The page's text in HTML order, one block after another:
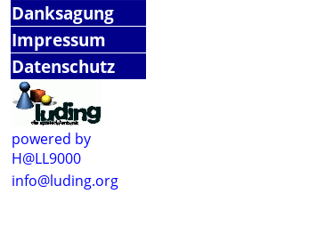
Danksagung
Impressum
Datenschutz
powered by
H@LL9000
info@luding.org